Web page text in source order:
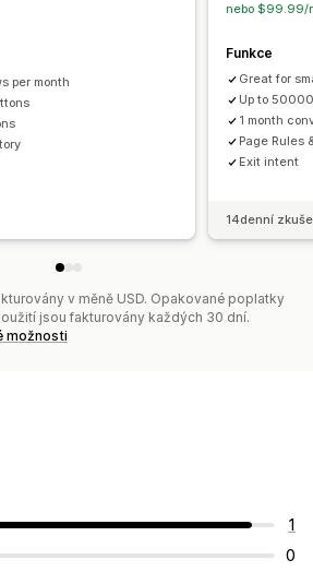
Domovská stránka
Stránka vyhledávání
per month
nebo $99.99/
Funkce
Great for
Up to
1 month
Page Rules
Exit intent
14denní
v měně USD. Opakované poplatky
jsou fakturovány každých 30 dní.
možnosti
1
0